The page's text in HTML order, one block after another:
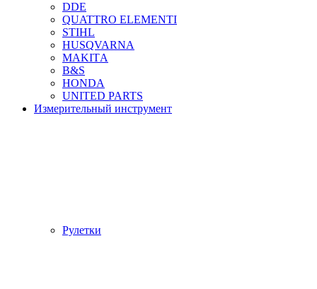
DDЕ
QUATTRO ELEMENTI
STIHL
HUSQVARNA
MAKITА
B&S
HONDA
UNITED PARTS
Измерительный инструмент
Рулетки